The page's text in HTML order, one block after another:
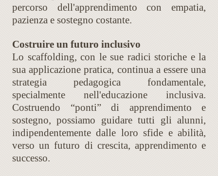
percorso dell'apprendimento con empatia,
pazienza e sostegno costante.
Costruire un futuro inclusivo
Lo scaffolding, con le sue radici storiche e la
sua applicazione pratica, continua a essere una
strategia pedagogica fondamentale,
specialmente nell'educazione inclusiva.
Costruendo “ponti” di apprendimento e
sostegno, possiamo guidare tutti gli alunni,
indipendentemente dalle loro sfide e abilità,
verso un futuro di crescita, apprendimento e
successo.